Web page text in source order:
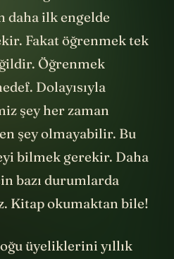
daha ilk engelde
Fakat öğrenmek tek
Öğrenmek
Dolayısıyla
şey her zaman
şey olmayabilir. Bu
bilmek gerekir. Daha
bazı durumlarda
Kitap okumaktan bile!
üyeliklerini yıllık